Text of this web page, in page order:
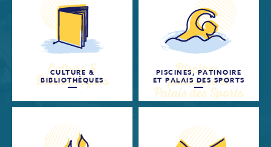
CULTURE &
BIBLIOTHÈQUES
PISCINES, PATINOIRE
ET PALAIS DES SPORTS